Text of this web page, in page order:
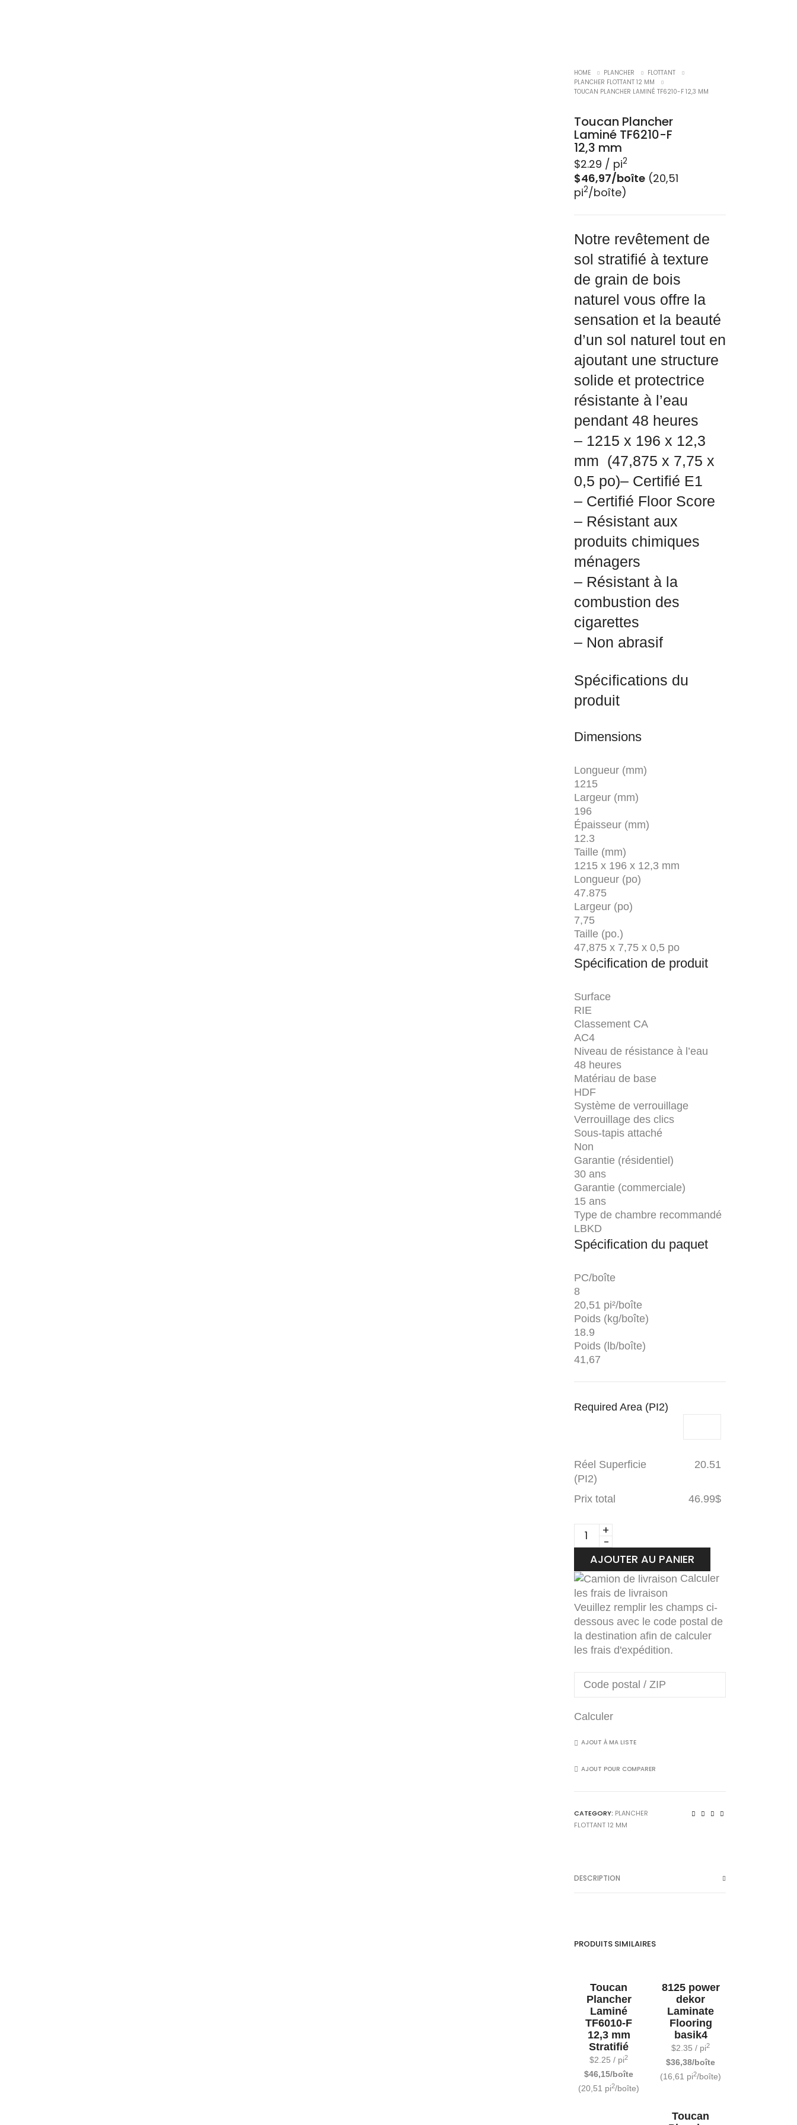
HOME PLANCHER
FLOTTANT
PLANCHER FLOTTANT 12 MM
TOUCAN PLANCHER LAMINÉ TF6210-F 12,3 MM
Toucan Plancher
Laminé TF6210-F
12,3 mm
$2.29 / pi2
$46,97/boîte(20,51
pi2/boîte)
Notre revêtement de
sol stratifié à texture
de grain de bois
naturel vous offre la
sensation et la beauté
d’un sol naturel tout en
ajoutant une structure
solide et protectrice
résistante à l’eau
pendant 48 heures
– 1215 x 196 x 12,3
mm (47,875 x 7,75 x
0,5 po)– Certifié E1
– Certifié Floor Score
– Résistant aux
produits chimiques
ménagers
– Résistant à la
combustion des
cigarettes
– Non abrasif
Spécifications du
produit
Dimensions
Longueur (mm)
1215
Largeur (mm)
196
Épaisseur (mm)
12.3
Taille (mm)
1215 x 196 x 12,3 mm
Longueur (po)
47.875
Largeur (po)
7,75
Taille (po.)
47,875 x 7,75 x 0,5 po
Spécification de produit
Surface
RIE
Classement CA
AC4
Niveau de résistance à l’eau
48 heures
Matériau de base
HDF
Système de verrouillage
Verrouillage des clics
Sous-tapis attaché
Non
Garantie (résidentiel)
30 ans
Garantie (commerciale)
15 ans
Type de chambre recommandé
LBKD
Spécification du paquet
PC/boîte
8
20,51 pi²/boîte
Poids (kg/boîte)
18.9
Poids (lb/boîte)
41,67
Required Area (PI2)
Réel Superficie
(PI2)
20.51
Prix total $
46.99
Toucan
Plancher
Laminé
TF6210-
F
12,3
mm
quantity
AJOUTER AU PANIER
Calculer
les frais de livraison
Veuillez remplir les champs ci-
dessous avec le code postal de
la destination afin de calculer
les frais d'expédition.
Calculer
AJOUT À MA LISTE
AJOUT POUR COMPARER
CATEGORY: PLANCHER
FLOTTANT 12 MM
DESCRIPTION
PRODUITS SIMILAIRES
Toucan
Plancher
Laminé
TF6010-F
12,3 mm
Stratifié
$2.25 / pi2
$46,15/boîte
(20,51 pi2/boîte)
8125 power
dekor
Laminate
Flooring
basik4
$2.35 / pi2
$36,38/boîte
(16,61 pi2/boîte)
Toucan